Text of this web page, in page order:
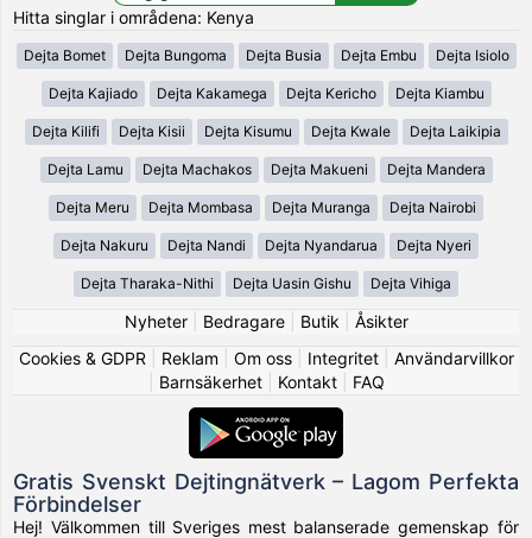
Hitta singlar i områdena: Kenya
Dejta Bomet Dejta Bungoma Dejta Busia Dejta Embu Dejta Isiolo
Dejta Kajiado Dejta Kakamega Dejta Kericho Dejta Kiambu
Dejta Kilifi Dejta Kisii Dejta Kisumu Dejta Kwale Dejta Laikipia
Dejta Lamu Dejta Machakos Dejta Makueni Dejta Mandera
Dejta Meru Dejta Mombasa Dejta Muranga Dejta Nairobi
Dejta Nakuru Dejta Nandi Dejta Nyandarua Dejta Nyeri
Dejta Tharaka-Nithi Dejta Uasin Gishu Dejta Vihiga
Nyheter| Bedragare| Butik
Åsikter
Cookies & GDPR
Reklam Om oss| Integritet| Användarvillkor
Barnsäkerhet| Kontakt| FAQ
Gratis Svenskt Dejtingnätverk – Lagom Perfekta
Förbindelser
Hej! Välkommen till Sveriges mest balanserade gemenskap för